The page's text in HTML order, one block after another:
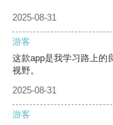
2025-08-31
游客
这款app是我学习路上的
视野。
2025-08-31
游客